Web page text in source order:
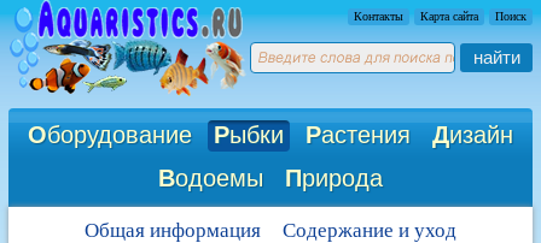
Контакты Карта сайта Поиск
найти
Оборудование Рыбки Растения Дизайн
Водоемы Природа
Общая информация
Содержание и уход